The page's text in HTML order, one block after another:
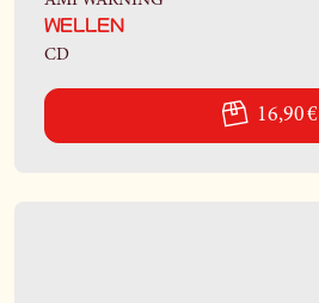
WELLEN
CD
16,90 €